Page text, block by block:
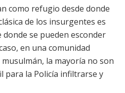
como refugio desde donde
de los insurgentes es
se pueden esconder
en una comunidad
la mayoría no son
para la Policía infiltrarse y